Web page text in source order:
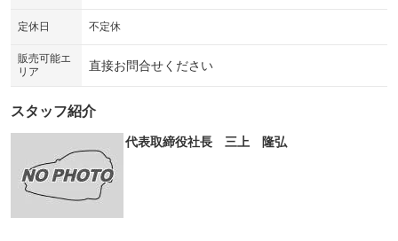
定休日 不定休
販売可能エ
リア
直接お問合せください
スタッフ紹介
代表取締役社長 三上 隆弘